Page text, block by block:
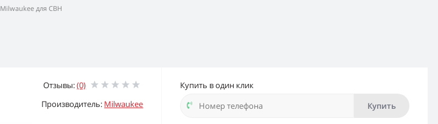
для СВН
Отзывы:(0)
Производитель: Milwaukee
Купить в один клик
Купить